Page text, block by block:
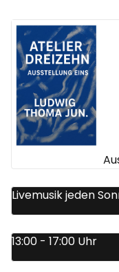
Livemusik jeden
13:00 - 17:00 Uhr